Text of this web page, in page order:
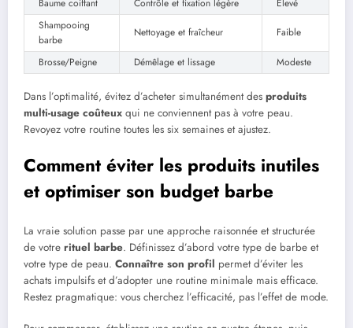
Baume coiffant Contrôle et fixation légère
Élevé
Shampooing
barbe
Nettoyage et fraîcheur Faible
Brosse/Peigne Démêlage et lissage Modeste
Dans l’optimalité, évitez d’acheter simultanément des produits
multi-usage coûteux qui ne conviennent pas à votre peau.
Revoyez votre routine toutes les six semaines et ajustez.
Comment éviter les produits inutiles
et optimiser son budget barbe
La vraie solution passe par une approche raisonnée et structurée
de votre rituel barbe. Définissez d’abord votre type de barbe et
votre type de peau. Connaître son profil permet d’éviter les
achats impulsifs et d’adopter une routine minimale mais efficace.
Restez pragmatique: vous cherchez l’efficacité, pas l’effet de mode.